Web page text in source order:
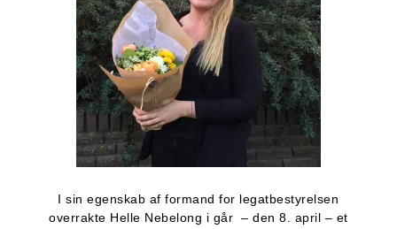
I sin egenskab af formand for legatbestyrelsen
overrakte Helle Nebelong i går – den 8. april – et